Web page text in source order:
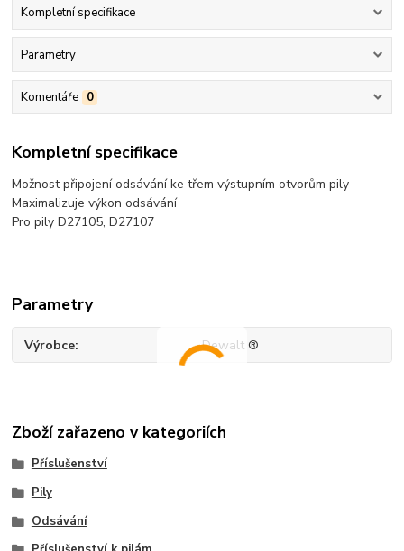
Kompletní specifikace
Parametry
Komentáře 0
Kompletní specifikace
Možnost připojení odsávání ke třem výstupním otvorům pily
Maximalizuje výkon odsávání
Pro pily D27105, D27107
Parametry
Výrobce Dewalt ®
Zboží zařazeno v kategoriích
Příslušenství
Pily
Odsávání